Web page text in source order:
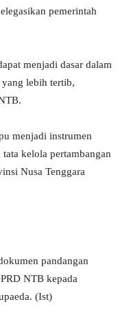
pemerintah
menjadi dasar dalam
lebih tertib,
menjadi instrumen
kelola pertambangan
Nusa Tenggara
pandangan
NTB kepada
(Ist)